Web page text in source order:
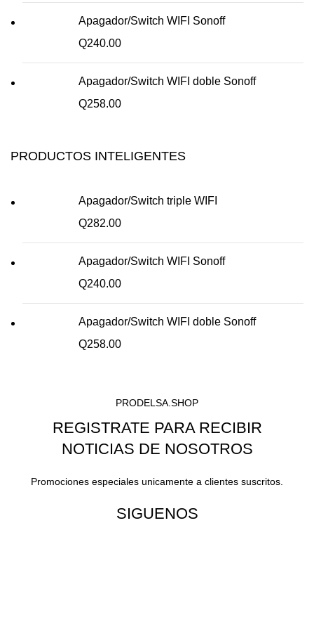
Apagador/Switch WIFI Sonoff
Q240.00
Apagador/Switch WIFI doble Sonoff
Q258.00
PRODUCTOS INTELIGENTES
Apagador/Switch triple WIFI
Q282.00
Apagador/Switch WIFI Sonoff
Q240.00
Apagador/Switch WIFI doble Sonoff
Q258.00
PRODELSA.SHOP
REGISTRATE PARA RECIBIR
NOTICIAS DE NOSOTROS
Promociones especiales unicamente a clientes suscritos.
SIGUENOS